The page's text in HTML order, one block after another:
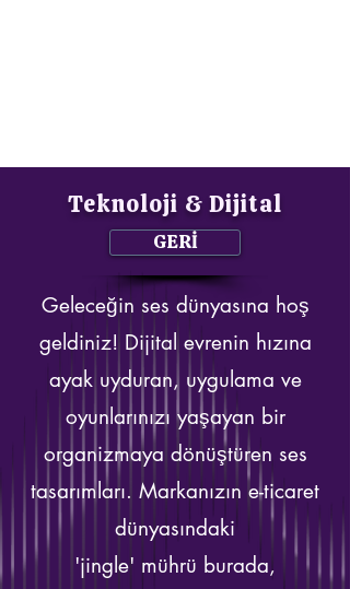
Teknoloji & Dijital
GERİ
Geleceğin ses dünyasına hoş
geldiniz! Dijital evrenin hızına
ayak uyduran, uygulama ve
oyunlarınızı yaşayan bir
organizmaya dönüştüren ses
tasarımları. Markanızın e-ticaret
dünyasındaki
'jingle' mührü burada,